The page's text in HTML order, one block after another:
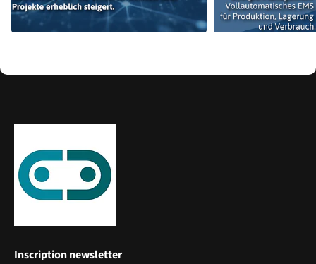
Inscription newsletter